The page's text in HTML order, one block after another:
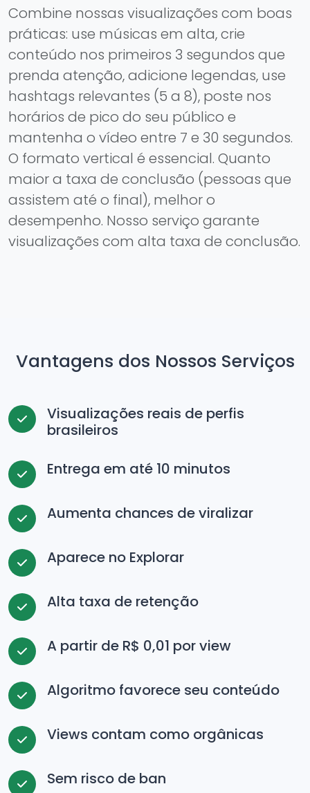
Combine nossas visualizações com boas
práticas: use músicas em alta, crie
conteúdo nos primeiros 3 segundos que
prenda atenção, adicione legendas, use
hashtags relevantes (5 a 8), poste nos
horários de pico do seu público e
mantenha o vídeo entre 7 e 30 segundos.
O formato vertical é essencial. Quanto
maior a taxa de conclusão (pessoas que
assistem até o final), melhor o
desempenho. Nosso serviço garante
visualizações com alta taxa de conclusão.
Vantagens dos Nossos Serviços
Visualizações reais de perfis
brasileiros
Entrega em até 10 minutos
Aumenta chances de viralizar
Aparece no Explorar
Alta taxa de retenção
A partir de R$ 0,01 por view
Algoritmo favorece seu conteúdo
Views contam como orgânicas
Sem risco de ban